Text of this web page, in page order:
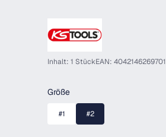
Inhalt: 1 StückEAN: 4042146269701
Größeauswählen
#1 #2